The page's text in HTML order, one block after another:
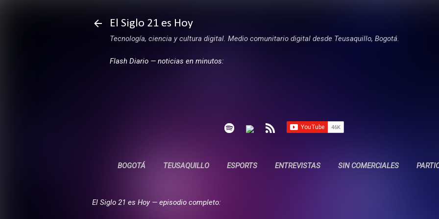
El Siglo 21 es Hoy
Tecnología, ciencia y cultura digital. Medio comunitario digital desde Teusaquillo, Bogotá.
Flash Diario — noticias en minutos:
BOGOTÁ TEUSAQUILLO ESPORTS ENTREVISTAS SIN COMERCIALES
El Siglo 21 es Hoy — episodio completo: